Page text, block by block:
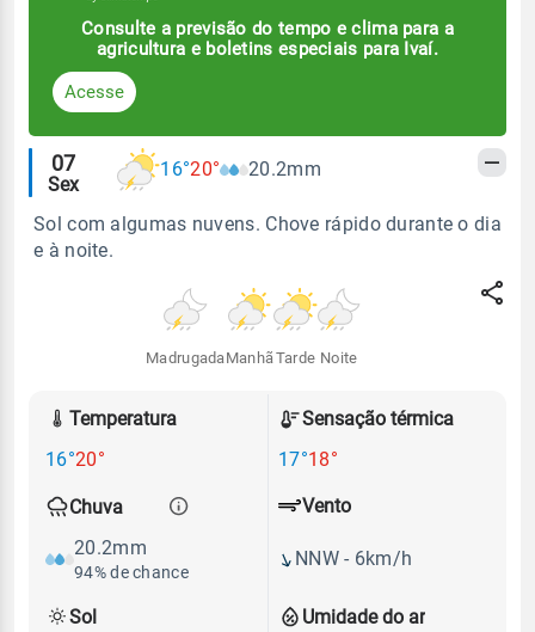
Consulte a previsão do tempo e clima para a
agricultura e boletins especiais para Ivaí.
Acesse
Alertas
meteorológicos
07
Sex
16°20° 20.2mm
Sol com algumas nuvens. Chove rápido durante o dia
e à noite.
Madrugada Manhã Tarde Noite
Temperatura
16°20°
Sensação térmica
17°18°
Chuva
20.2mm
94% de chance
Umidade do ar
Vento
NNW - 6km/h
Sol